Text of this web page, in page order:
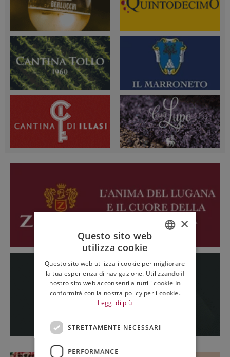
ENGLISH
×
Questo sito web
utilizza cookie
Questo sito web utilizza i cookie per migliorare
la tua esperienza di navigazione. Utilizzando il
nostro sito web acconsenti a tutti i cookie in
conformità con la nostra policy per i cookie.
Leggi di più
STRETTAMENTE NECESSARI
PERFORMANCE